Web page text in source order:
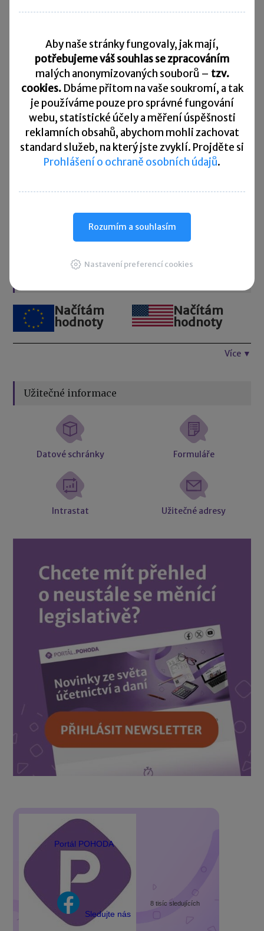
10. 8. 2026
Splatnost daně za červen 2026
20. 8. 2026
Měsíční odvod úhrnu sražených záloh na daň z příjmů
fyzických osob ze závislé činnosti za červenec 2026
20. 8. 2026
Splatnost paušální zálohy
24. 8. 2026
Daňové přiznání a splatnost daně za červenec 2026
Přehled všech termínů ►
Načítám
hodnoty
Načítám
hodnoty
Více ▼
Užitečné informace
Datové schránky Formuláře
Intrastat Užitečné adresy
Portál POHODA
Sledujte nás
8 tisíc sledujících
Aby naše stránky fungovaly, jak mají,
potřebujeme váš souhlas se zpracováním
malých anonymizovaných souborů – tzv.
cookies. Dbáme přitom na vaše soukromí, a tak
je používáme pouze pro správné fungování
webu, statistické účely a měření úspěšnosti
reklamních obsahů, abychom mohli zachovat
standard služeb, na který jste zvyklí. Projděte si
Prohlášení o ochraně osobních údajů.
Rozumím a souhlasím
Nastavení preferencí cookies